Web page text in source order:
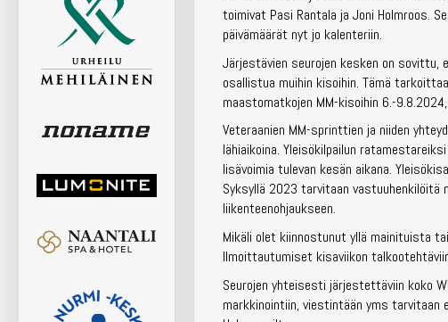
toimivat Pasi Rantala ja Joni Holmroos.
päivämäärät nyt jo kalenteriin.
Järjestävien seurojen kesken on
osallistua muihin kisoihin. Tämä
maastomatkojen MM-kisoihin 6.-
Veteraanien MM-sprinttien ja niiden
lähiaikoina. Yleisökilpailun
lisävoimia tulevan kesän aikana.
Syksyllä 2023 tarvitaan vastuuhenkilöitä
liikenteenohjaukseen.
Mikäli olet kiinnostunut yllä mainituista
Ilmoittautumiset kisaviikon
Seurojen yhteisesti järjestettäviin koko
markkinointiin, viestintään yms tarvitaan